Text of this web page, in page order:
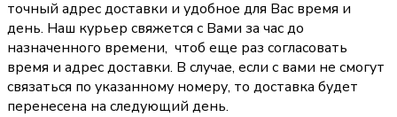
точный адрес доставки и удобное для Вас время и
день. Наш курьер свяжется с Вами за час до
назначенного времени, чтоб еще раз согласовать
время и адрес доставки. В случае, если с вами не смогут
связаться по указанному номеру, то доставка будет
перенесена на следующий день.